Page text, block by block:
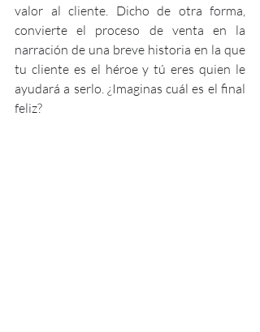
valor al cliente. Dicho de otra forma,
convierte el proceso de venta en la
narración de una breve historia en la que
tu cliente es el héroe y tú eres quien le
ayudará a serlo. ¿Imaginas cuál es el final
feliz?